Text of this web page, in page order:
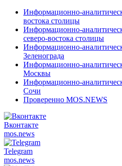
Информационно-
востока столицы
Информационно-
северо-востока столицы
Информационно-
Зеленограда
Информационно-
Москвы
Информационно-
Сочи
Проверенно MOS.NEWS
Вконтакте
mos.news
Telegram
mos.news